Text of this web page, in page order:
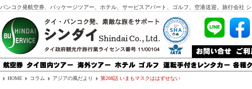
バンコク発航空券、パッケージツアー、ホテル、サービスアパート、ゴルフ、空港送迎。旅行会社
HOME コラム アジアの風だより 第208話 いまもマスクははずせない